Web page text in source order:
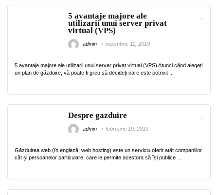
5 avantaje majore ale
utilizarii unui server privat
virtual (VPS)
admin noiembrie 11, 2019
5 avantaje majore ale utilizarii unui server privat virtual (VPS) Atunci când alegeți
un plan de găzduire, vă poate fi greu să decideți care este potrivit ...
Despre gazduire
admin februarie 19, 2019
Găzduirea web (în engleză: web hosting) este un serviciu oferit atât companiilor
cât și persoanelor particulare, care le permite acestora să își publice ...